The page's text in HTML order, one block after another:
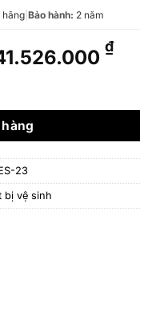
hãng Bảo hành: 2 năm
₫.
₫Giá
là:
23
bị vệ sinh